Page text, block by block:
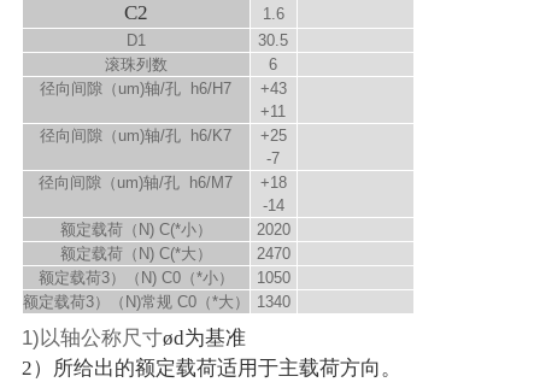
C2
1.6
D1
30.5
滚珠列数
6
径向间隙（um)轴/孔 h6/H7
+43
+11
径向间隙（um)轴/孔 h6/K7
+25
-7
径向间隙（um)轴/孔 h6/M7
+18
-14
额定载荷（N) C(*小）
2020
额定载荷（N) C(*大）
2470
额定载荷3） （N) C0（*小）
1050
额定载荷3） （N)常规 C0（*大） 1340
1)以轴公称尺寸ød为基准
2）所给出的额定载荷适用于主载荷方向。